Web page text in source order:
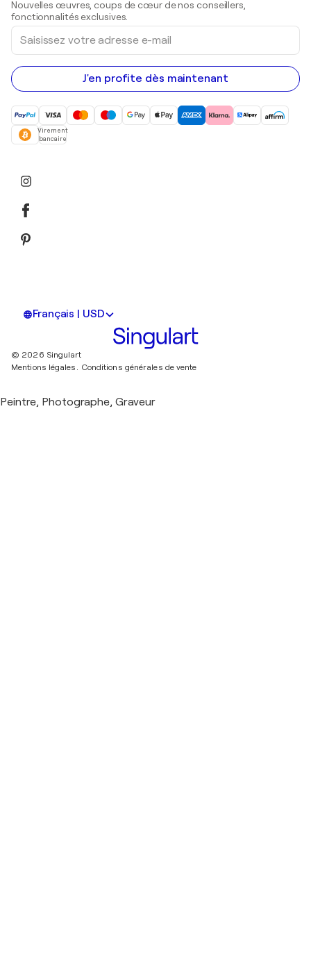
Peintures acryliques
Nouvelles œuvres, coups de cœur de nos conseillers,
fonctionnalités exclusives.
Saisissez
votre
adresse
e-
mail
J'en profite dès maintenant
Virement
bancaire
Français | USD
© 2026 Singulart
Mentions légales. Conditions générales de vente
Peintre, Photographe, Graveur